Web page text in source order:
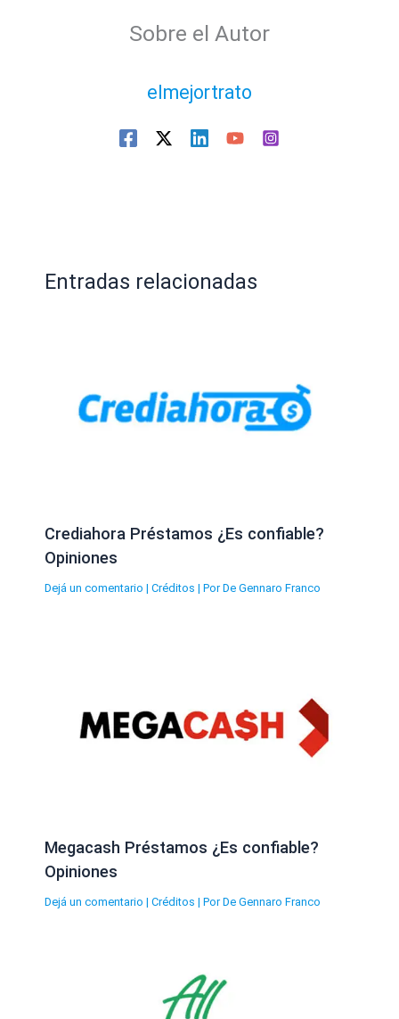
Sobre el Autor
elmejortrato
Entradas relacionadas
Crediahora Préstamos ¿Es confiable?
Opiniones
Dejá un comentario | Créditos | Por De Gennaro Franco
Megacash Préstamos ¿Es confiable?
Opiniones
Dejá un comentario | Créditos | Por De Gennaro Franco